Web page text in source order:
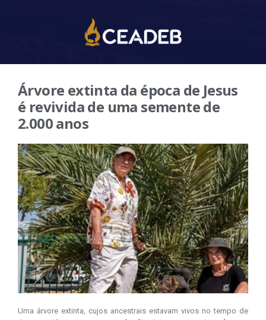
Árvore extinta da época de Jesus
é revivida de uma semente de
2.000 anos
Uma árvore extinta, cujos ancestrais estavam vivos no tempo de